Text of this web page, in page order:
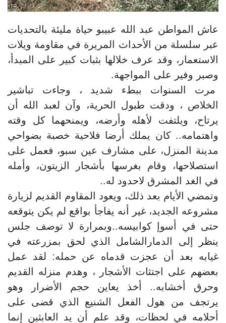
عاش المواطن عبد الله عبيبو حياة مليئة بالتحديات
عبر سلسلة من الأحداث المريرة في مقاومة ويلات
الاستعمار، وقد عرف خلالها بثبات كبير على المبدأ،
وصبر وفير على المواجهة.
مرت السنوات ببطء شديد ، وجاءت تباشير
الخلاص ، ودقت طبول الحرية، وآن لعبد الله أن
يرتاح، ويلتفت لأهله وأرضه، ويمنحهما كل وقته
واهتمامه.. كان يملك أرضا فلاحية خصبة بضواحي
مدينة المنزل، على مشارف عين سبو، فعمل على
استصلاحها، وقام بغرسها بأشجار الزيتون، وأمله
في الغد المشرق لاحدود له..
وتمضي الأيام بعد ذلك، ويعود المقاوم القديم لزيارة
مشروعه الجديد، غير أنه يفاجأ بواقع لم يكن يتوقعه
حتى في أسوإ كوابيسه..وبمرارة لا توصف جلس
ينظر إلى الدمارالشامل الذي لحق بمزرعته في
غيابه بعد أن عجزت قدماه عن حمله: لقد عمل
بعضهم على اجتثات الأشجار ، وهدم منزله القديم
وحرق أخشابه.. أخذ يعاين حجم الأضرار وهو
يرتجف من هول الفعل الشنيع الذي قضى على
أحلامه في لحظات، وقد علم أن يد العابثين إنما